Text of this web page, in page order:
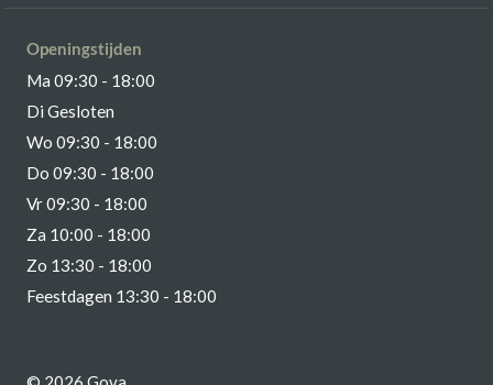
Openingstijden
Ma 09:30 - 18:00
Di Gesloten
Wo 09:30 - 18:00
Do 09:30 - 18:00
Vr 09:30 - 18:00
Za 10:00 - 18:00
Zo 13:30 - 18:00
Feestdagen 13:30 - 18:00